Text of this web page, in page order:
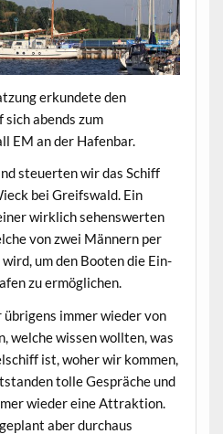
erkundete den
abends zum
EM an der Hafenbar.
steuerten wir das Schiff
bei Greifswald. Ein
wirklich sehenswerten
von zwei Männern per
um den Booten die Ein-
zu ermöglichen.
immer wieder von
welche wissen wollten, was
ist, woher wir kommen,
tolle Gespräche und
wieder eine Attraktion.
aber durchaus